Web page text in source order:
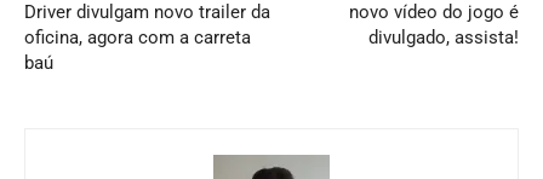
Driver divulgam novo trailer da
oficina, agora com a carreta
baú
novo vídeo do jogo é
divulgado, assista!